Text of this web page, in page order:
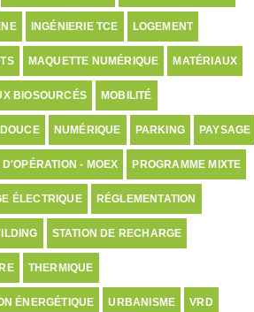
INGÉNIERIE TCE LOGEMENT
MAQUETTE NUMÉRIQUE MATÉRIAUX
BIOSOURCÉS MOBILITÉ
NUMÉRIQUE PARKING PAYSAGE
D'OPÉRATION - MOEX PROGRAMME MIXTE
ÉLECTRIQUE RÉGLEMENTATION
STATION DE RECHARGE
THERMIQUE
ÉNERGÉTIQUE URBANISME VRD